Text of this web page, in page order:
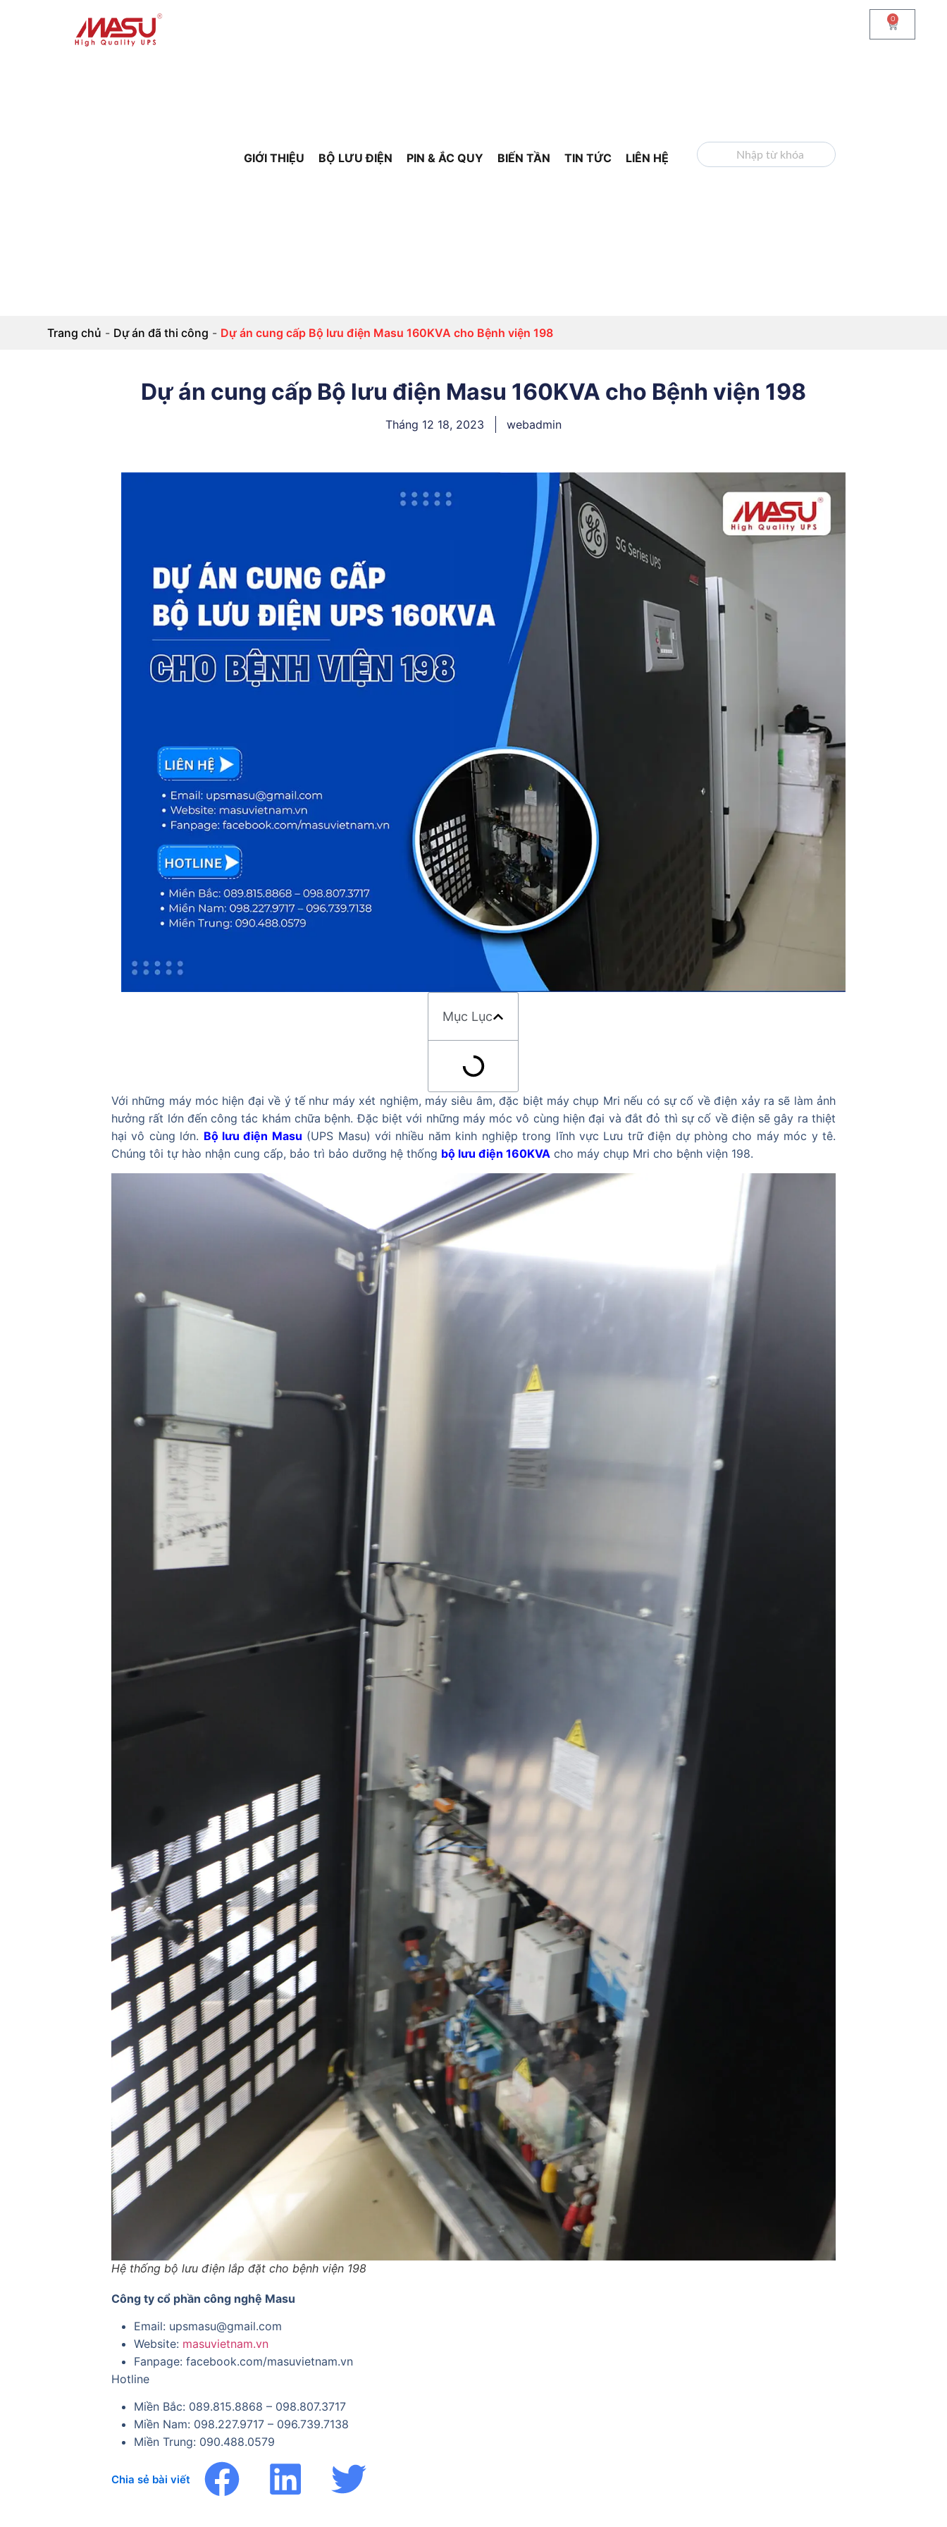
GIỚI THIỆU BỘ LƯU ĐIỆN PIN & ẮC QUY BIẾN TẦN TIN TỨC LIÊN HỆ TÌM KIẾM
0
Trang chủ - Dự án đã thi công - Dự án cung cấp Bộ lưu điện Masu 160KVA cho Bệnh viện 198
Dự án cung cấp Bộ lưu điện Masu 160KVA cho Bệnh viện 198
Tháng 12 18, 2023 webadmin
Mục Lục
Với những máy móc hiện đại về ý tế như máy xét nghiệm, máy siêu âm, đặc biệt máy chụp Mri nếu có sự cố về điện xảy ra sẽ làm ảnh
hưởng rất lớn đến công tác khám chữa bệnh. Đặc biệt với những máy móc vô cùng hiện đại và đắt đỏ thì sự cố về điện sẽ gây ra thiệt
hại vô cùng lớn. Bộ lưu điện Masu (UPS Masu) với nhiều năm kinh nghiệp trong lĩnh vực Lưu trữ điện dự phòng cho máy móc y tê.
Chúng tôi tự hào nhận cung cấp, bảo trì bảo dưỡng hệ thống bộ lưu điện 160KVAcho máy chụp Mri cho bệnh viện 198.
Hệ thống bộ lưu điện lắp đặt cho bệnh viện 198
Công ty cổ phần công nghệ Masu
Email: upsmasu@gmail.com
Website: masuvietnam.vn
Fanpage: facebook.com/masuvietnam.vn
Hotline
Miền Bắc: 089.815.8868 – 098.807.3717
Miền Nam: 098.227.9717 – 096.739.7138
Miền Trung: 090.488.0579
Chia sẻ bài viết